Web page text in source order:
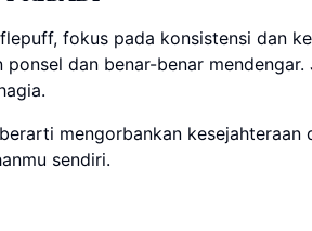
fokus pada konsistensi dan
dan benar-benar mendengar.
mengorbankan kesejahteraan
sendiri.